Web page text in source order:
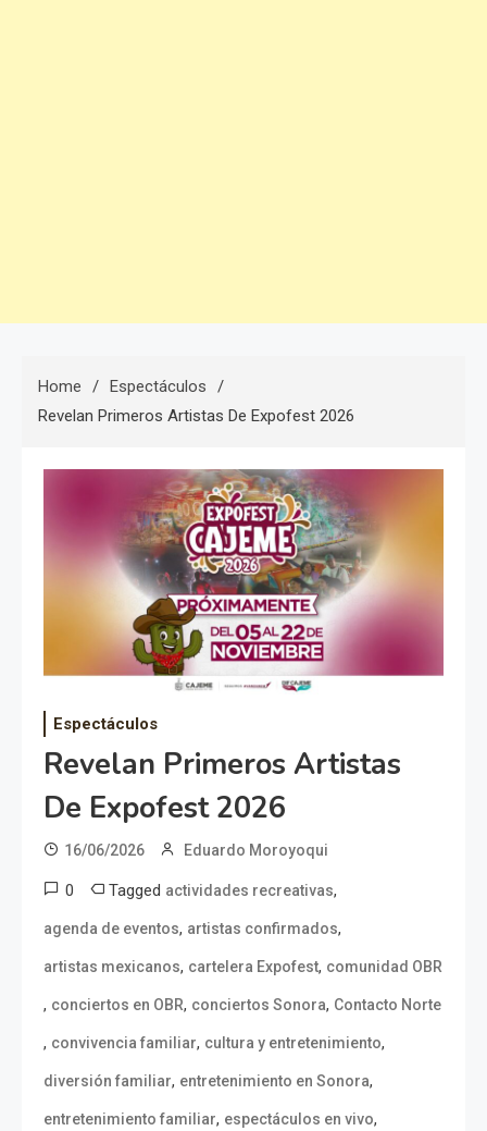
Home
Espectáculos
Revelan Primeros Artistas De Expofest 2026
Espectáculos
Revelan Primeros Artistas
De Expofest 2026
16/06/2026 Eduardo Moroyoqui
0 Tagged actividades recreativas,
agenda de eventos, artistas confirmados,
artistas mexicanos, cartelera Expofest, comunidad OBR
, conciertos en OBR, conciertos Sonora, Contacto Norte
, convivencia familiar, cultura y entretenimiento,
diversión familiar, entretenimiento en Sonora,
entretenimiento familiar, espectáculos en vivo,